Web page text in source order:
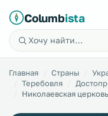
Columbista
Главная Страны
Теребовля
Николаевская церковь